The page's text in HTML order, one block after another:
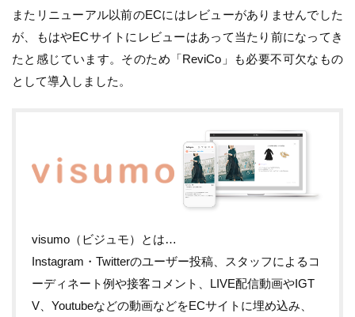
またリニューアル以前のECにはレビューがありませんでした
が、もはやECサイトにレビューはあって当たり前になってき
たと感じています。そのため「ReviCo」も必要不可欠なもの
として導入しました。
visumo（ビジュモ）とは…
Instagram・Twitterのユーザー投稿、スタッフによるコ
ーディネート例や接客コメント、LIVE配信動画やIGT
V、Youtubeなどの動画などをECサイトに埋め込み、